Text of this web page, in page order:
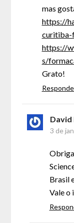
mas
https://
curitiba-
https://
s/
Grato!
3 de
Brasil
Vale o